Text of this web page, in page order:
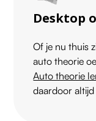
Desktop
Of je nu thuis
auto theorie
Auto theorie
daardoor